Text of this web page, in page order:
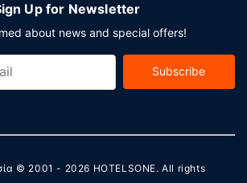
παρκαδόρο.
Up for Newsletter
about news and special offers!
Subscribe
© 2001 - 2026 HOTELSONE. All rights